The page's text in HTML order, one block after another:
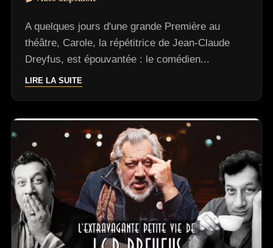
A quelques jours d'une grande Première au
théâtre, Carole, la répétitrice de Jean-Claude
Dreyfus, est épouvantée : le comédien...
LIRE LA SUITE